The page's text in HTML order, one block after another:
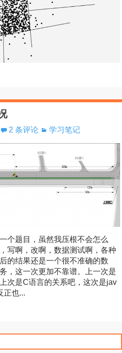
2 条评论 学习笔记
题目，虽然我压根不会怎么
写啊，改啊，数据测试啊，各种
的结果还是一个很不准确的数
，这一次更加不靠谱。上一次是
次是C语言的关系吧，这次是jav
正也...